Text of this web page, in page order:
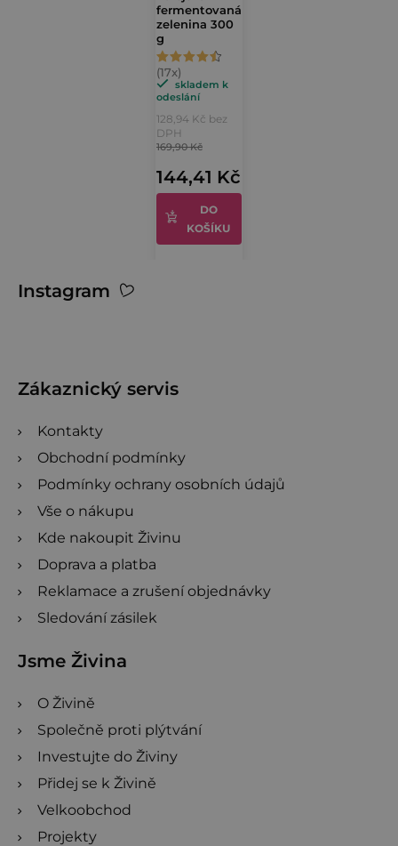
fermentovaná
zelenina 300
g
Průměrné
hodnocení
je
4,9
z
hvězdiček.
odeslání
128,94 Kč bez
DPH
144,41 Kč
169,90 Kč
DO
KOŠÍKU
Instagram
Zákaznický servis
Kontakty
Obchodní podmínky
Podmínky ochrany osobních údajů
Vše o nákupu
Kde nakoupit Živinu
Doprava a platba
Reklamace a zrušení objednávky
Sledování zásilek
Jsme Živina
O Živině
Společně proti plýtvání
Investujte do Živiny
Přidej se k Živině
Velkoobchod
Projekty